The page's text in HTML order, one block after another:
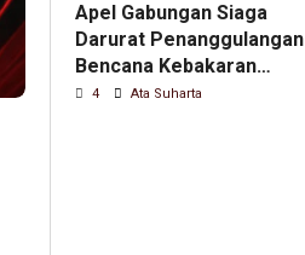
Apel Gabungan Siaga
Darurat Penanggulangan
Bencana Kebakaran
Hutan dan Lahan
4 Ata Suharta